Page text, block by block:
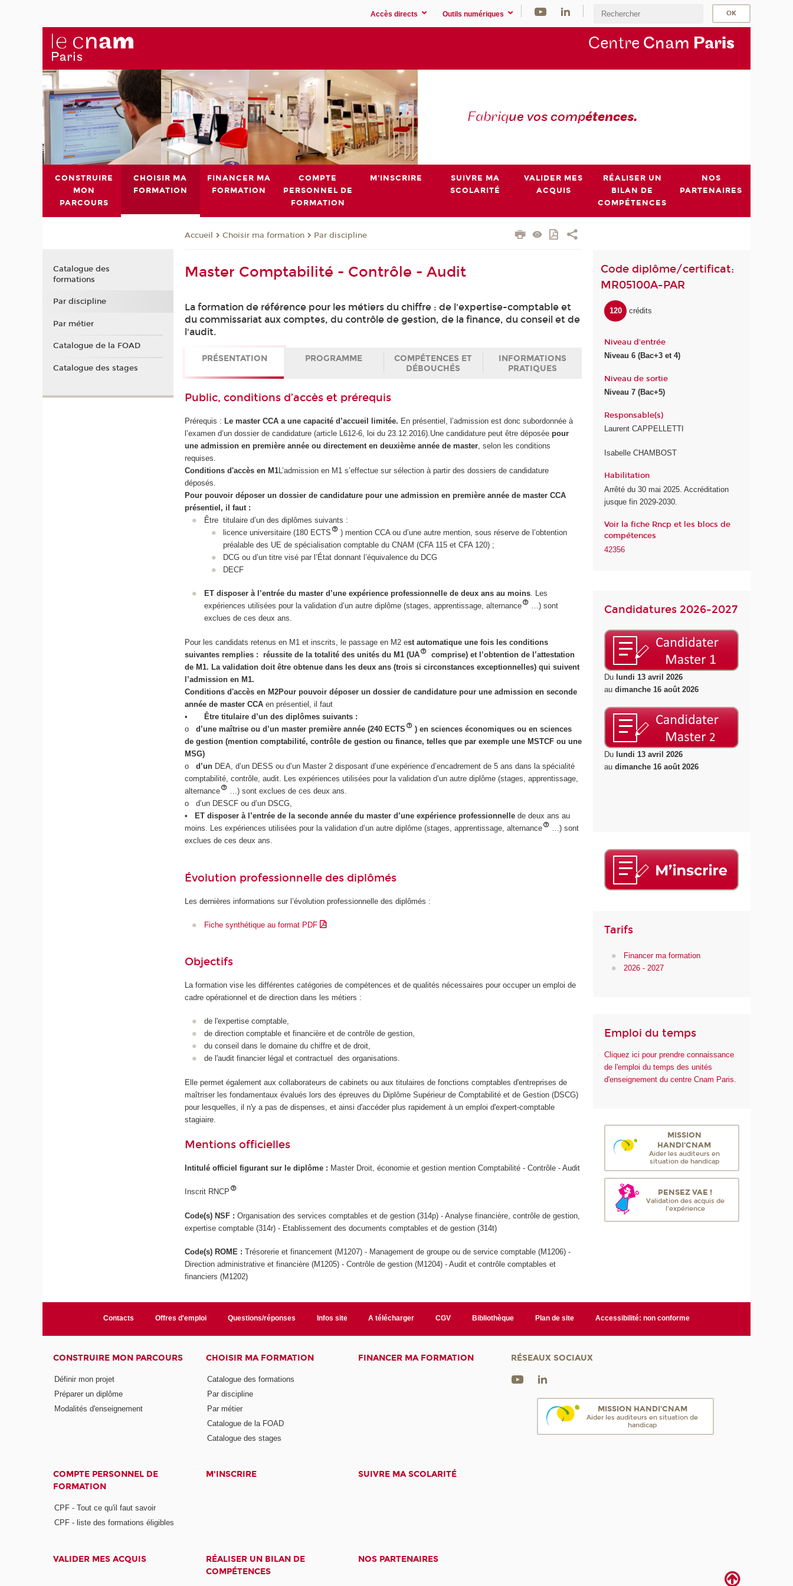
Accès directs Outils numériques
Centre Cnam Paris
Fabrique vos compétences.
CONSTRUIRE
MON
PARCOURS
CHOISIR MA
FORMATION
FINANCER MA
FORMATION
COMPTE
PERSONNEL DE
FORMATION
M'INSCRIRE
SUIVRE MA
SCOLARITÉ
VALIDER MES
ACQUIS
RÉALISER UN
BILAN DE
COMPÉTENCES
NOS
PARTENAIRES
Accueil Choisir ma formation Par discipline
Master Comptabilité - Contrôle - Audit
La formation de référence pour les métiers du chiffre : de l'expertise-comptable et
du commissariat aux comptes, du contrôle de gestion, de la finance, du conseil et de
l'audit.
PRÉSENTATION PROGRAMME
COMPÉTENCES ET
DÉBOUCHÉS
INFORMATIONS
PRATIQUES
Public, conditions d’accès et prérequis
Prérequis : Le master CCA a une capacité d’accueil limitée. En présentiel, l’admission est donc subordonnée à
l’examen d’un dossier de candidature (article L612-6, loi du 23.12.2016).Une candidature peut être déposéepour
une admission en première année ou directement en deuxième année de master , selon les conditions
requises.
Conditions d'accès en M1 L’admission en M1 s’effectue sur sélection à partir des dossiers de candidature
déposés.
Pour pouvoir déposer un dossier de candidature pour une admission en première année de master CCA
présentiel, il faut :
Être titulaire d’un des diplômes suivants :
licence universitaire (180 ECTS
) mention CCA ou d’une autre mention, sous réserve de l’obtention
préalable des UE de spécialisation comptable du CNAM (CFA 115 et CFA 120) ;
DCG ou d’un titre visé par l’État donnant l’équivalence du DCG
DECF
ET disposer à l’entrée du master d’une expérience professionnelle de deux ans au moins. Les
expériences utilisées pour la validation d’un autre diplôme (stages, apprentissage, alternance
…) sont
exclues de ces deux ans.
Pour les candidats retenus en M1 et inscrits, le passage en M2 est automatique une fois les conditions
suivantes remplies : réussite de la totalité des unités du M1 (UA
comprise) et l’obtention de l’attestation
de M1. La validation doit être obtenue dans les deux ans (trois si circonstances exceptionnelles) qui suivent
l’admission en M1.
Conditions d'accès en M2Pour pouvoir déposer un dossier de candidature pour une admission en seconde
année de master CCA en présentiel, il faut
•
Être titulaire d’un des diplômes suivants :
od’une maîtrise ou d’un master première année (240 ECTS
) en sciences économiques ou en sciences
de gestion (mention comptabilité, contrôle de gestion ou finance, telles que par exemple une MSTCF ou une
MSG)
od’un DEA, d’un DESS ou d’un Master 2 disposant d’une expérience d’encadrement de 5 ans dans la spécialité
comptabilité, contrôle, audit. Les expériences utilisées pour la validation d’un autre diplôme (stages, apprentissage,
alternance
…) sont exclues de ces deux ans.
o d’un DESCF ou d’un DSCG,
•
ET disposer à l’entrée de la seconde année du master d’une expérience professionnellede deux ans au
moins. Les expériences utilisées pour la validation d’un autre diplôme (stages, apprentissage, alternance
…) sont
exclues de ces deux ans.
Évolution professionnelle des diplômés
Les dernières informations sur l’évolution professionnelle des diplômés :
Fiche synthétique au format PDF
Objectifs
La formation vise les différentes catégories de compétences et de qualités nécessaires pour occuper un emploi de
cadre opérationnel et de direction dans les métiers :
de l'expertise comptable,
de direction comptable et financière et de contrôle de gestion,
du conseil dans le domaine du chiffre et de droit,
de l'audit financier légal et contractuel des organisations.
Elle permet également aux collaborateurs de cabinets ou aux titulaires de fonctions comptables d'entreprises de
maîtriser les fondamentaux évalués lors des épreuves du Diplôme Supérieur de Comptabilité et de Gestion (DSCG)
pour lesquelles, il n'y a pas de dispenses, et ainsi d'accéder plus rapidement à un emploi d'expert-comptable
stagiaire.
Mentions officielles
Intitulé officiel figurant sur le diplôme : Master Droit, économie et gestion mention Comptabilité - Contrôle - Audit
Inscrit RNCP
Code(s) NSF :Organisation des services comptables et de gestion (314p) - Analyse financière, contrôle de gestion,
expertise comptable (314r) - Etablissement des documents comptables et de gestion (314t)
Code(s) ROME :Trésorerie et financement (M1207) - Management de groupe ou de service comptable (M1206) -
Direction administrative et financière (M1205) - Contrôle de gestion (M1204) - Audit et contrôle comptables et
financiers (M1202)
Code diplôme/certificat:
MR05100A-PAR
120 crédits
Niveau d'entrée
Niveau 6 (Bac+3 et 4)
Niveau de sortie
Niveau 7 (Bac+5)
Responsable(s)
Laurent CAPPELLETTI
Isabelle CHAMBOST
Habilitation
Arrêté du 30 mai 2025. Accréditation
jusque fin 2029-2030.
Voir la fiche Rncp et les blocs de
compétences
42356
Candidatures 2026-2027
Du lundi 13 avril 2026
audimanche 16 août 2026
Du lundi 13 avril 2026
audimanche 16 août 2026
Tarifs
Financer ma formation
2026 - 2027
Emploi du temps
Cliquez ici pour prendre connaissance
de l'emploi du temps des unités
d'enseignement du centre Cnam Paris.
MISSION
HANDI'CNAM
Aider les auditeurs en
situation de handicap
PENSEZ VAE !
Validation des acquis de
l'expérience
Catalogue des
formations
Par discipline
Par métier
Catalogue de la FOAD
Catalogue des stages
Contacts Offres d'emploi Questions/réponses Infos site A télécharger CGV Bibliothèque Plan de site Accessibilité: non conforme
CONSTRUIRE MON PARCOURS
Définir mon projet
Préparer un diplôme
Modalités d'enseignement
CHOISIR MA FORMATION
Catalogue des formations
Par discipline
Par métier
Catalogue de la FOAD
Catalogue des stages
FINANCER MA FORMATION
COMPTE PERSONNEL DE
FORMATION
CPF - Tout ce qu'il faut savoir
CPF - liste des formations éligibles
M'INSCRIRE SUIVRE MA SCOLARITÉ
VALIDER MES ACQUIS
RÉALISER UN BILAN DE
COMPÉTENCES
NOS PARTENAIRES
RÉSEAUX SOCIAUX
MISSION HANDI'CNAM
Aider les auditeurs en situation de
handicap